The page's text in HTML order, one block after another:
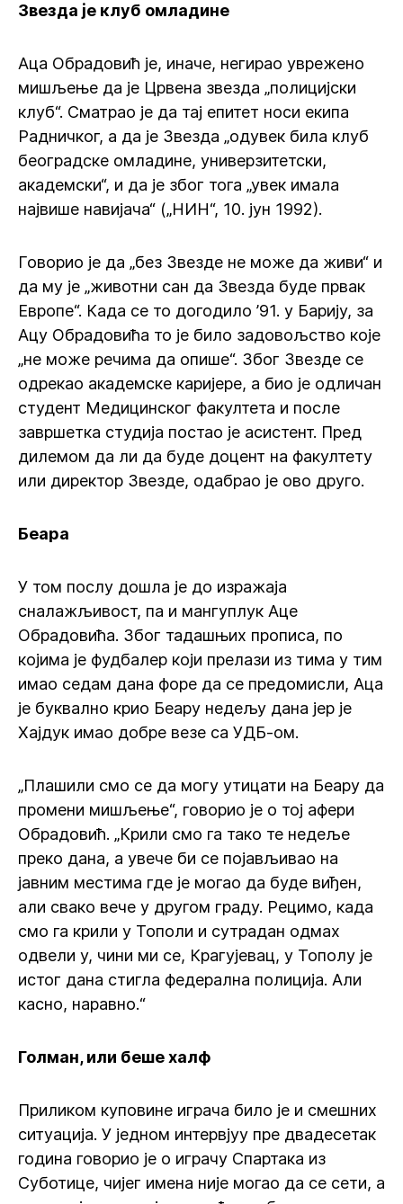
Звезда је клуб омладине
Аца Обрадовић је, иначе, негирао уврежено
мишљење да је Црвена звезда „полицијски
клуб“. Сматрао је да тај епитет носи екипа
Радничког, а да је Звезда „одувек била клуб
београдске омладине, универзитетски,
академски“, и да је због тога „увек имала
највише навијача“ („НИН“, 10. јун 1992).
Говорио је да „без Звезде не може да живи“ и
да му је „животни сан да Звезда буде првак
Европе“. Када се то догодило ’91. у Барију, за
Ацу Обрадовића то је било задовољство које
„не може речима да опише“. Због Звезде се
одрекао академске каријере, а био је одличан
студент Медицинског факултета и после
завршетка студија постао је асистент. Пред
дилемом да ли да буде доцент на факултету
или директор Звезде, одабрао је ово друго.
Беара
У том послу дошла је до изражаја
сналажљивост, па и мангуплук Аце
Обрадовића. Због тадашњих прописа, по
којима је фудбалер који прелази из тима у тим
имао седам дана форе да се предомисли, Аца
је буквално крио Беару недељу дана јер је
Хајдук имао добре везе са УДБ-ом.
„Плашили смо се да могу утицати на Беару да
промени мишљење“, говорио је о тој афери
Обрадовић. „Крили смо га тако те недеље
преко дана, а увече би се појављивао на
јавним местима где је могао да буде виђен,
али свако вече у другом граду. Рецимо, када
смо га крили у Тополи и сутрадан одмах
одвели у, чини ми се, Крагујевац, у Тополу је
истог дана стигла федерална полиција. Али
касно, наравно.“
Голман, или беше халф
Приликом куповине играча било је и смешних
ситуација. У једном интервјуу пре двадесетак
година говорио је о играчу Спартака из
Суботице, чијег имена није могао да се сети, а